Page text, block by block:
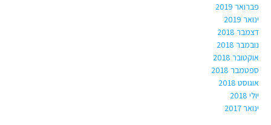
פברואר 2019
ינואר 2019
דצמבר 2018
נובמבר 2018
אוקטובר 2018
ספטמבר 2018
אוגוסט 2018
יולי 2018
ינואר 2017